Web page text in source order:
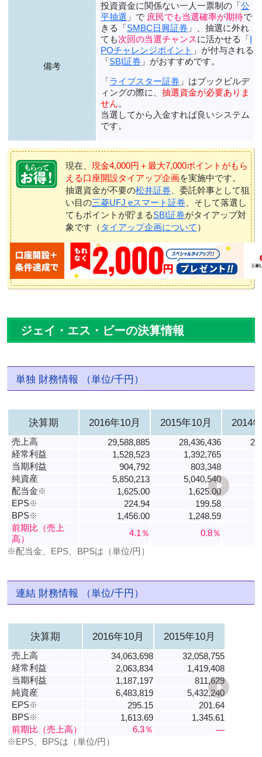
備考
投資資金に関係ない一人一票制の「公
平抽選 」で 庶民でも当選確率が期待で
きる「SMBC日興証券 」、抽選に外れ
ても次回の当選チャンスに活かせる「I
POチャレンジポイント 」が付与される
「SBI証券 」がおすすめです。
「 ライブスター証券 」はブックビルデ
ィングの際に、 抽選資金が必要ありま
せん。
当選してから入金すれば良いシステム
です。
現在、 現金4,000円＋最大7,000ポイントがもら
える口座開設タイアップ企画を実施中です。
抽選資金が不要の松井証券 、委託幹事として狙
い目の三菱UFJ eスマート証券 、そして落選し
てもポイントが貯まるSBI証券がタイアップ対
象です（ タイアップ企画について ）
ジェイ・エス・ビーの決算情報
単独 財務情報 （単位/千円）
決算期 2016年10月 2015年10月 2014
売上高 29,588,885 28,436,436
経常利益
1,528,523
1,392,765
当期利益
904,792
803,348
純資産
5,850,213 5,040,540
配当金※ 1,625.00 1,625.00
EPS※ 224.94 199.58
BPS※ 1,456.00 1,248.59
前期比（売上
高）
4.1％
0.8％
※配当金、EPS、BPSは（単位/円）
連結 財務情報 （単位/千円）
決算期 2016年10月 2015年10月
売上高 34,063,698
32,058,755
経常利益
2,063,834
1,419,408
当期利益
1,187,197
811,629
純資産
6,483,819
5,432,240
EPS※ 295.15
201.64
BPS※ 1,613.69
1,345.61
前期比（売上高）
6.3％
―
※EPS、BPSは（単位/円）